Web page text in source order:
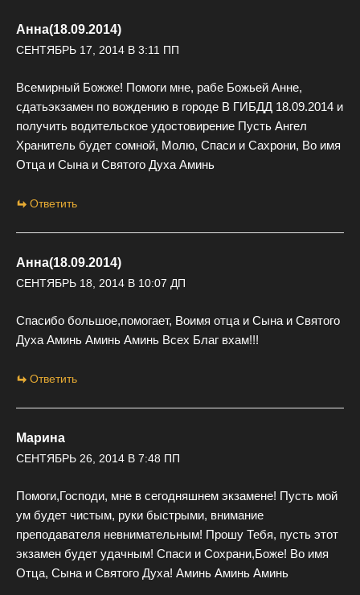
Анна(18.09.2014)
СЕНТЯБРЬ 17, 2014 В 3:11 ПП
Всемирный Божже! Помоги мне, рабе Божьей Анне,
сдатьэкзамен по вождению в городе В ГИБДД 18.09.2014 и
получить водительское удостовирение Пусть Ангел
Хранитель будет сомной, Молю, Спаси и Сахрони, Во имя
Отца и Сына и Святого Духа Аминь
Ответить
Анна(18.09.2014)
СЕНТЯБРЬ 18, 2014 В 10:07 ДП
Спасибо большое,помогает, Воимя отца и Сына и Святого
Духа Аминь Аминь Аминь Всех Благ вхам!!!
Ответить
Марина
СЕНТЯБРЬ 26, 2014 В 7:48 ПП
Помоги,Господи, мне в сегодняшнем экзамене! Пусть мой
ум будет чистым, руки быстрыми, внимание
преподавателя невнимательным! Прошу Тебя, пусть этот
экзамен будет удачным! Спаси и Сохрани,Боже! Во имя
Отца, Сына и Святого Духа! Аминь Аминь Аминь